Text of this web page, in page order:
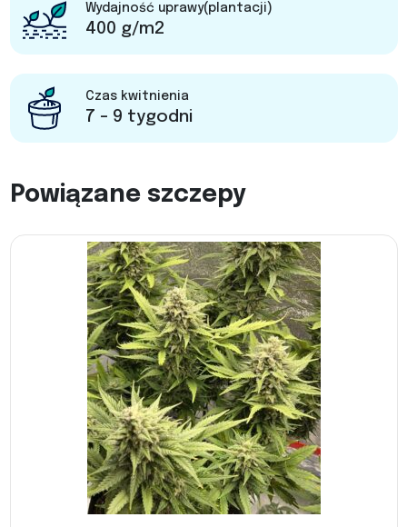
Wydajność uprawy(plantacji)
400 g/m2
Czas kwitnienia
7 - 9 tygodni
Powiązane szczepy